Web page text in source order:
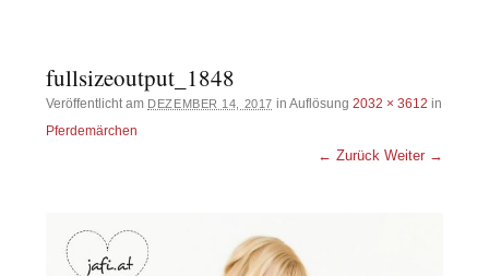
fullsizeoutput_1848
Veröffentlicht am DEZEMBER 14, 2017 in Auflösung 2032 × 3612 in
Pferdemärchen
← Zurück Weiter →